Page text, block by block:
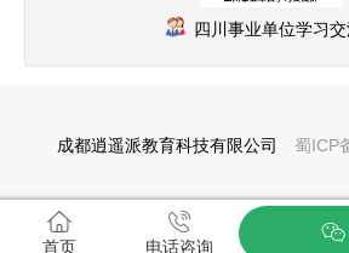
四川事业单位学习
成都逍遥派教育科技有限公司 蜀ICP
首页 电话咨询